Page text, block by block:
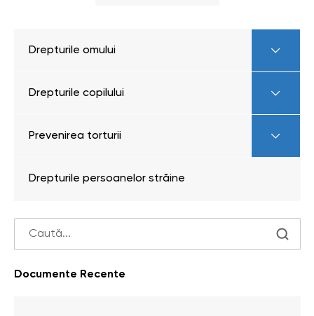
Drepturile omului
Drepturile copilului
Prevenirea torturii
Drepturile persoanelor străine
Documente Recente